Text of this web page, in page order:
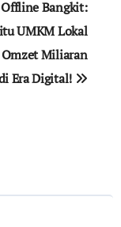
Bangkit:
UMKM Lokal
Miliaran
Era Digital!